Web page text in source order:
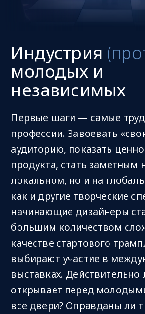
Индустрия
молодых и
независимых
Первые шаги — самые
профессии. Завоевать
аудиторию, показать
продукта, стать заметным
локальном, но и на
как и другие творческие
начинающие дизайнеры
большим количеством
качестве стартового
выбирают участие в
выставках. Действительно
открывает перед
все двери? Оправданы ли